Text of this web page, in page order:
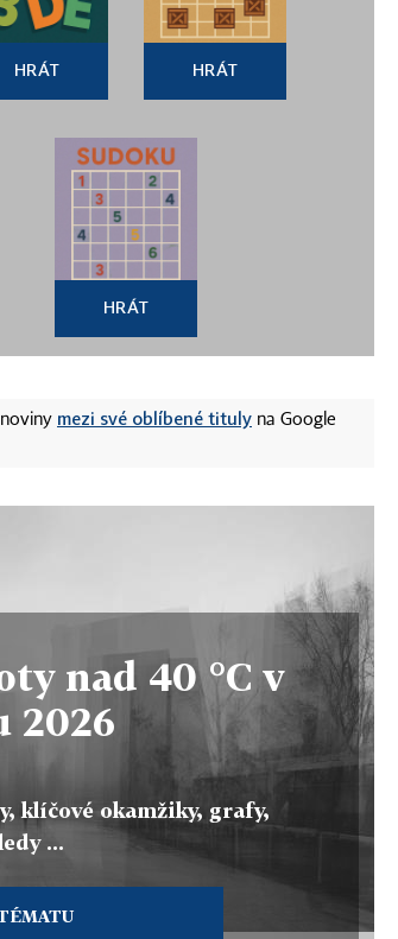
HRÁT HRÁT
HRÁT
mezi své oblíbené tituly na Google
nad 40 °C v
2026
klíčové okamžiky, grafy,
...